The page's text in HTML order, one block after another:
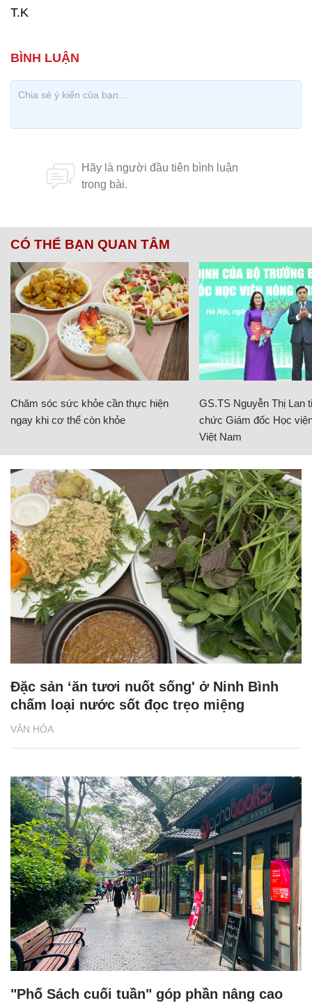
T.K
CÓ THỂ BẠN QUAN TÂM
Chăm sóc sức khỏe cần thực hiện
ngay khi cơ thể còn khỏe
GS.TS Nguyễn Thị Lan
chức Giám đốc Học
Việt Nam
VĂN HÓA
Đặc sản ‘ăn tươi nuốt sống' ở Ninh Bình
chấm loại nước sốt đọc trẹo miệng
"Phố Sách cuối tuần" góp phần nâng cao